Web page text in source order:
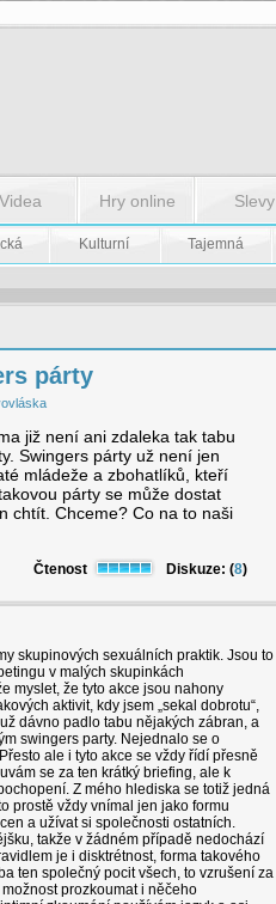
Videa Hry online Slevy
Kulturní Tajemná
párty
již není ani zdaleka tak tabu
Swingers párty už není jen
mládeže a zbohatlíků, kteří
párty se může dostat
chtít. Chceme? Co na to naši
Čtenost Diskuze: (8)
skupinových sexuálních praktik. Jsou to
v malých skupinkách
myslet, že tyto akce jsou nahony
aktivit, kdy jsem „sekal dobrotu“,
dávno padlo tabu nějakých zábran, a
swingers party. Nejednalo se o
ale i tyto akce se vždy řídí přesně
se za ten krátký briefing, ale k
Z mého hlediska se totiž jedná
prostě vždy vnímal jen jako formu
a užívat si společnosti ostatních.
takže v žádném případě nedochází
je i disktrétnost, forma takového
ten společný pocit všech, to vzrušení za
prozkoumat i něčeho